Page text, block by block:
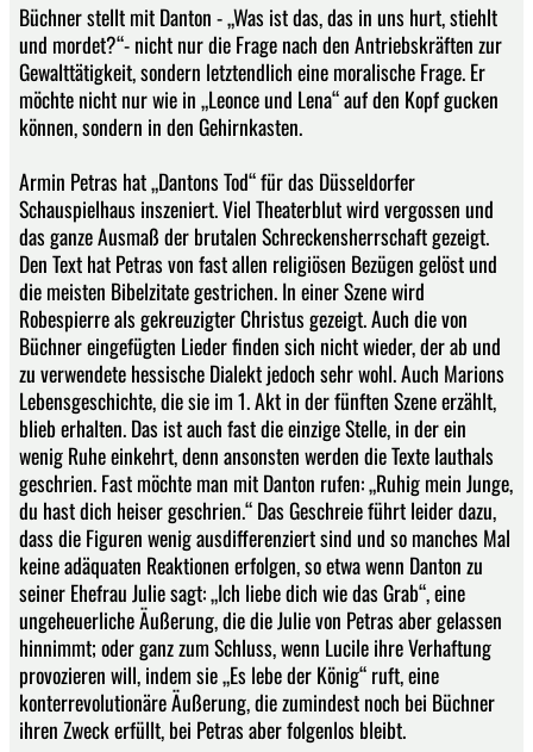
Büchner stellt mit Danton - „Was ist das, das in uns hurt, stiehlt
und mordet?“- nicht nur die Frage nach den Antriebskräften zur
Gewalttätigkeit, sondern letztendlich eine moralische Frage. Er
möchte nicht nur wie in „Leonce und Lena“ auf den Kopf gucken
können, sondern in den Gehirnkasten.
Armin Petras hat „Dantons Tod“ für das Düsseldorfer
Schauspielhaus inszeniert. Viel Theaterblut wird vergossen und
das ganze Ausmaß der brutalen Schreckensherrschaft gezeigt.
Den Text hat Petras von fast allen religiösen Bezügen gelöst und
die meisten Bibelzitate gestrichen. In einer Szene wird
Robespierre als gekreuzigter Christus gezeigt. Auch die von
Büchner eingefügten Lieder finden sich nicht wieder, der ab und
zu verwendete hessische Dialekt jedoch sehr wohl. Auch Marions
Lebensgeschichte, die sie im 1. Akt in der fünften Szene erzählt,
blieb erhalten. Das ist auch fast die einzige Stelle, in der ein
wenig Ruhe einkehrt, denn ansonsten werden die Texte lauthals
geschrien. Fast möchte man mit Danton rufen: „Ruhig mein Junge,
du hast dich heiser geschrien.“ Das Geschreie führt leider dazu,
dass die Figuren wenig ausdifferenziert sind und so manches Mal
keine adäquaten Reaktionen erfolgen, so etwa wenn Danton zu
seiner Ehefrau Julie sagt: „Ich liebe dich wie das Grab“, eine
ungeheuerliche Äußerung, die die Julie von Petras aber gelassen
hinnimmt; oder ganz zum Schluss, wenn Lucile ihre Verhaftung
provozieren will, indem sie „Es lebe der König“ ruft, eine
konterrevolutionäre Äußerung, die zumindest noch bei Büchner
ihren Zweck erfüllt, bei Petras aber folgenlos bleibt.